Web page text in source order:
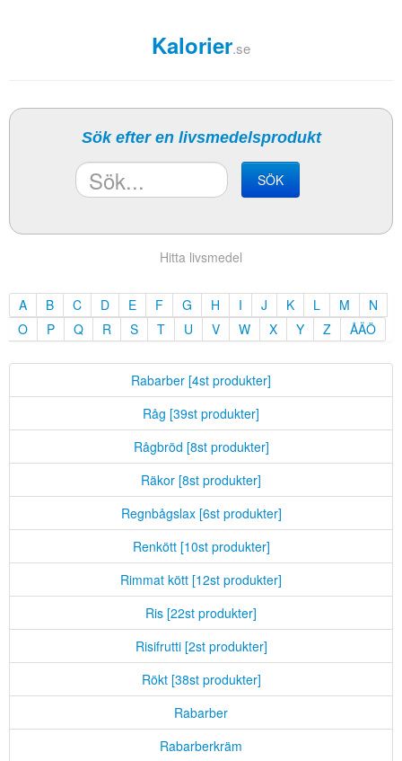
Kalorier.se
Sök efter en livsmedelsprodukt
SÖK
Hitta livsmedel
A B C D E F G H I J K L M
N
O
P Q R S T U V W X Y Z ÅÄÖ
Rabarber [4st produkter]
Råg [39st produkter]
Rågbröd [8st produkter]
Räkor [8st produkter]
Regnbågslax [6st produkter]
Renkött [10st produkter]
Rimmat kött [12st produkter]
Ris [22st produkter]
Risifrutti [2st produkter]
Rökt [38st produkter]
Rabarber
Rabarberkräm